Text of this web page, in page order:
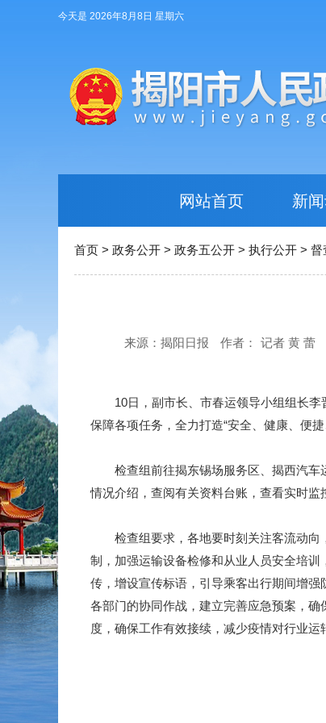
今天是 2026年8月8日 星期六
网站首页 新
首页 > 政务公开 > 政务五公开 > 执行公开 > 督
来源：揭阳日报 作者： 记者 黄 蕾
10日，副市长、市春运领导小组组长李
保障各项任务，全力打造“安全、健康、便捷
检查组前往揭东锡场服务区、揭西汽车
情况介绍，查阅有关资料台账，查看实时监
检查组要求，各地要时刻关注客流动向
制，加强运输设备检修和从业人员安全培
传，增设宣传标语，引导乘客出行期间增
各部门的协同作战，建立完善应急预案，
度，确保工作有效接续，减少疫情对行业